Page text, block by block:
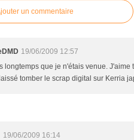
un commentaire
19/06/2009 12:57
longtemps que je n'étais venue.
tomber le scrap digital sur Kerria
19/06/2009 16:14